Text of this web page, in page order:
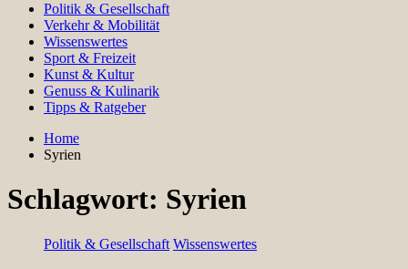
Politik & Gesellschaft
Verkehr & Mobilität
Wissenswertes
Sport & Freizeit
Kunst & Kultur
Genuss & Kulinarik
Tipps & Ratgeber
Home
Syrien
Schlagwort: Syrien
Politik & Gesellschaft Wissenswertes